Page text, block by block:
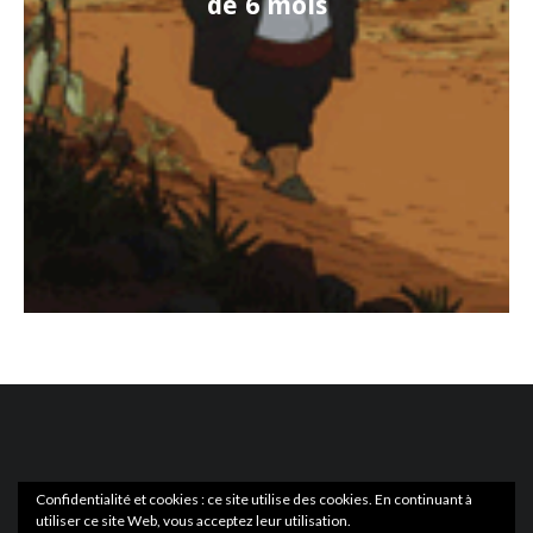
Confidentialité et cookies : ce site utilise des cookies. En continuant à
utiliser ce site Web, vous acceptez leur utilisation.